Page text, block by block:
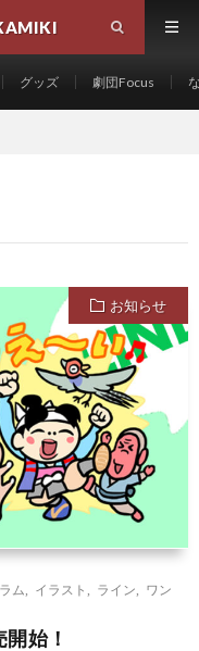
グッズ 劇団Focus
お知らせ
ム イラスト ライン
ワン
始！